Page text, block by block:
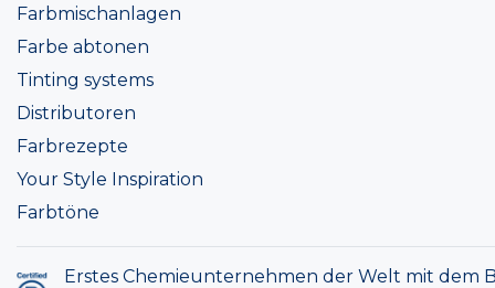
Farbmischanlagen
Farbe abtonen
Tinting systems
Distributoren
Farbrezepte
Your Style Inspiration
Farbtöne
Erstes Chemieunternehmen der Welt mit dem